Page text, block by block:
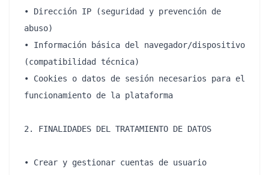
• Dirección IP (seguridad y prevención de
abuso)
• Información básica del navegador/dispositivo
(compatibilidad técnica)
• Cookies o datos de sesión necesarios para el
funcionamiento de la plataforma
2. FINALIDADES DEL TRATAMIENTO DE DATOS
• Crear y gestionar cuentas de usuario